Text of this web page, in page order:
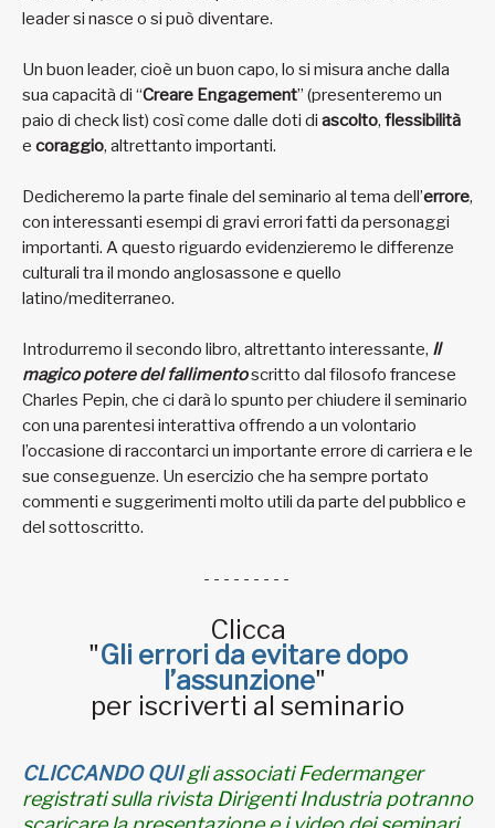
leader si nasce o si può diventare.
Un buon leader, cioè un buon capo, lo si misura anche dalla
sua capacità di “Creare Engagement” (presenteremo un
paio di check list) così come dalle doti di ascolto, flessibilità
e coraggio, altrettanto importanti.
Dedicheremo la parte finale del seminario al tema dell’errore,
con interessanti esempi di gravi errori fatti da personaggi
importanti. A questo riguardo evidenzieremo le differenze
culturali tra il mondo anglosassone e quello
latino/mediterraneo.
Introdurremo il secondo libro, altrettanto interessante, Il
magico potere del fallimentoscritto dal filosofo francese
Charles Pepin, che ci darà lo spunto per chiudere il seminario
con una parentesi interattiva offrendo a un volontario
l’occasione di raccontarci un importante errore di carriera e le
sue conseguenze. Un esercizio che ha sempre portato
commenti e suggerimenti molto utili da parte del pubblico e
del sottoscritto.
- - - - - - - - -
Clicca
"Gli errori da evitare dopo
l’assunzione"
per iscriverti al seminario
CLICCANDO QUIgli associati Federmanger
registrati sulla rivista Dirigenti Industria potranno